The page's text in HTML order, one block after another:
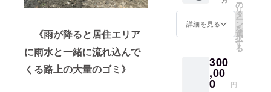
《雨が降ると居住エリア
に雨水と一緒に流れ込んで
くる路上の大量のゴミ》
詳細を見る
の
リ
タ
ー
ン
を
選
択
す
る
300
,00
0 円